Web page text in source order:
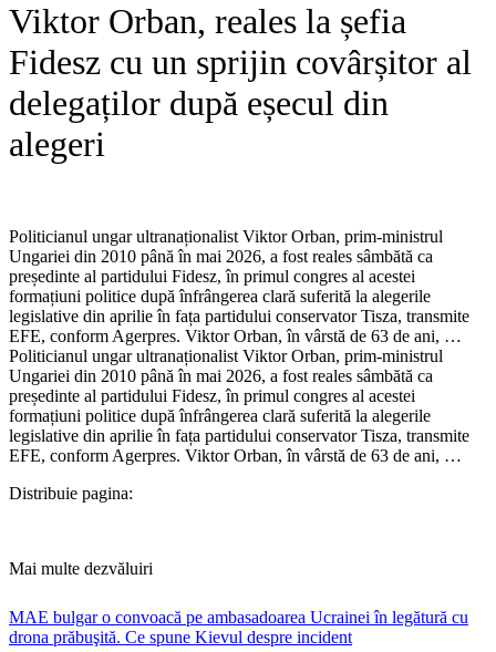
Viktor Orban, reales la șefia
Fidesz cu un sprijin covârșitor al
delegaților după eșecul din
alegeri
Politicianul ungar ultranaționalist Viktor Orban, prim-ministrul
Ungariei din 2010 până în mai 2026, a fost reales sâmbătă ca
președinte al partidului Fidesz, în primul congres al acestei
formațiuni politice după înfrângerea clară suferită la alegerile
legislative din aprilie în fața partidului conservator Tisza, transmite
EFE, conform Agerpres. Viktor Orban, în vârstă de 63 de ani, …​
Politicianul ungar ultranaționalist Viktor Orban, prim-ministrul
Ungariei din 2010 până în mai 2026, a fost reales sâmbătă ca
președinte al partidului Fidesz, în primul congres al acestei
formațiuni politice după înfrângerea clară suferită la alegerile
legislative din aprilie în fața partidului conservator Tisza, transmite
EFE, conform Agerpres. Viktor Orban, în vârstă de 63 de ani, …
Distribuie pagina:
Mai multe dezvăluiri
MAE bulgar o convoacă pe ambasadoarea Ucrainei în legătură cu
drona prăbuşită. Ce spune Kievul despre incident